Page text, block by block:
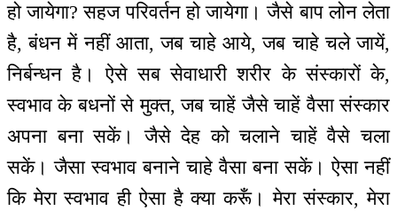
हो जायेगा? सहज परिवर्तन हो जायेगा। जैसे बाप लोन लेता
है, बंधन में नहीं आता, जब चाहे आये, जब चाहे चले जायें,
निर्बन्धन है। ऐसे सब सेवाधारी शरीर के संस्कारों के,
स्वभाव के बधनों से मुक्त, जब चाहें जैसे चाहें वैसा संस्कार
अपना बना सकें। जैसे देह को चलाने चाहें वैसे चला
सकें। जैसा स्वभाव बनाने चाहे वैसा बना सकें। ऐसा नहीं
कि मेरा स्वभाव ही ऐसा है क्या करूँ। मेरा संस्कार, मेरा